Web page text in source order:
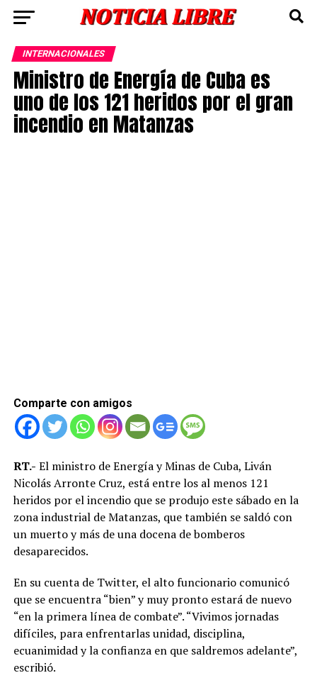
INTERNACIONALES
Ministro de Energía de Cuba es
uno de los 121 heridos por el gran
incendio en Matanzas
Comparte con amigos
RT.- El ministro de Energía y Minas de Cuba, Liván
Nicolás Arronte Cruz, está entre los al menos 121
heridos por el incendio que se produjo este sábado en la
zona industrial de Matanzas, que también se saldó con
un muerto y más de una docena de bomberos
desaparecidos.
En su cuenta de Twitter, el alto funcionario comunicó
que se encuentra “bien” y muy pronto estará de nuevo
“en la primera línea de combate”. “Vivimos jornadas
difíciles, para enfrentarlas unidad, disciplina,
ecuanimidad y la confianza en que saldremos adelante”,
escribió.